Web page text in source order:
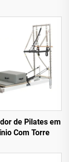
de Pilates em
Com Torre